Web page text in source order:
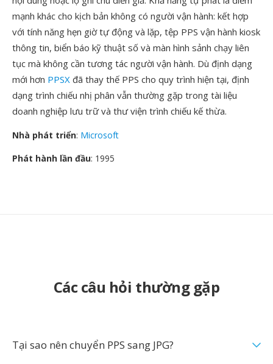
mạnh khác cho kịch bản không có người vận hành: kết hợp
với tính năng hẹn giờ tự động và lặp, tệp PPS vận hành kiosk
thông tin, biển báo kỹ thuật số và màn hình sảnh chạy liên
tục mà không cần tương tác người vận hành. Dù định dạng
mới hơn PPSX đã thay thế PPS cho quy trình hiện tại, định
dạng trình chiếu nhị phân vẫn thường gặp trong tài liệu
doanh nghiệp lưu trữ và thư viện trình chiếu kế thừa.
Nhà phát triển: Microsoft
Phát hành lần đầu: 1995
Các câu hỏi thường gặp
Tại sao nên chuyển PPS sang JPG?